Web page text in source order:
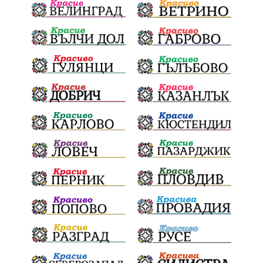
Празници Цени ПожарнаБезопасност
Окръжен съд санкции инвестиции
Койнаре Плевенска филхармония
Общински съвет Наркотици Лято 2025
щети културен календар
Дарителска кампания дело подкрепа
театър Българска армия Георги Парцалев
Радостин Василев Регионална библиотека
„Христо Смирненски“ напояване